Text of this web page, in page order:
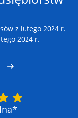
z lutego 2024 r.
2024 r.